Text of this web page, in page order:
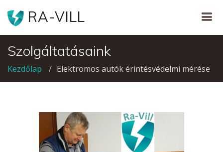
RA-VILL
Szolgáltatásaink
Kezdőlap Elektromos autók érintésvédelmi mérése